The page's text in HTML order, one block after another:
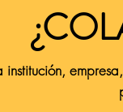
institución,